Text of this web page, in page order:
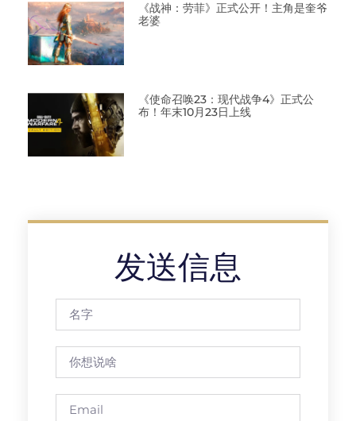
《战神：劳菲》正式公开！主角是奎爷
老婆
《使命召唤23：现代战争4》正式公
布！年末10月23日上线
发送信息